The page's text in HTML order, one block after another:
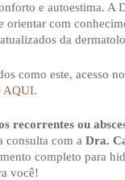
e autoestima. A
orientar com
da
como este, acesso
AQUI.
recorrentes ou
consulta com a Dra.
completo para
você!